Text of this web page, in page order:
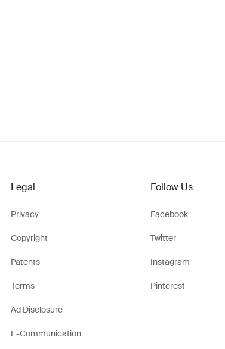
Legal
Privacy
Copyright
Patents
Terms
Ad Disclosure
E-Communication
Follow Us
Facebook
Twitter
Instagram
Pinterest